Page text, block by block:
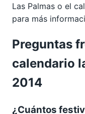
Las Palmas o el
para más
Preguntas
calendario
2014
¿Cuántos